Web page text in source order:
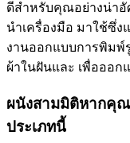
ดีสำหรับคุณอย่างน่าอั
นำเครื่องมือ มาใช้ซึ่
งานออกแบบการพิม
ผ้าในฝันและ เพื่อออ
ผนังสามมิติหากคุณ
ประเภทนี้